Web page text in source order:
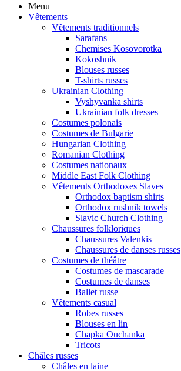
Menu
Vêtements
Vêtements traditionnels
Sarafans
Chemises Kosovorotka
Kokoshnik
Blouses russes
T-shirts russes
Ukrainian Clothing
Vyshyvanka shirts
Ukrainian folk dresses
Costumes polonais
Costumes de Bulgarie
Hungarian Clothing
Romanian Clothing
Costumes nationaux
Middle East Folk Clothing
Vêtements Orthodoxes Slaves
Orthodox baptism shirts
Orthodox rushnik towels
Slavic Church Clothing
Chaussures folkloriques
Chaussures Valenkis
Chaussures de danses russes
Costumes de théâtre
Costumes de mascarade
Costumes de danses
Ballet russe
Vêtements casual
Robes russes
Blouses en lin
Chapka Ouchanka
Tricots
Châles russes
Châles en laine